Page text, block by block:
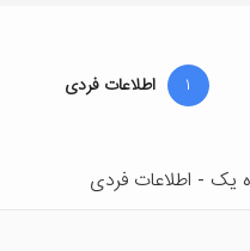
۱ اطلاعات فردی
یک - اطلاعات فردی